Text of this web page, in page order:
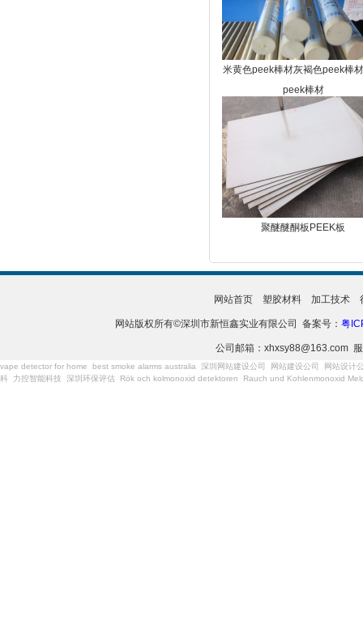
米黄色peek棒材灰褐色peek棒
peek棒材
聚醚醚酮板PEEK板
网站首页 塑胶材料 加工技术
网站版权所有©深圳市新恒鑫实业有限公司 备案号： 粤
公司邮箱：xhxsy88@163.com
vape detector for home best smoke alarms australia 深圳网站建设公司 网站建设公司
网站设计
科
力控智能科技 深圳环保评估 Rök och kolmonoxid detektoren Rauch und Kohlenmonoxid